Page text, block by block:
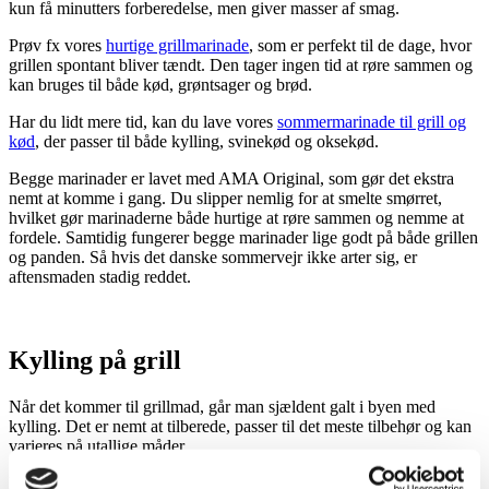
kun få minutters forberedelse, men giver masser af smag.
Prøv fx vores hurtige grillmarinade, som er perfekt til de dage, hvor
grillen spontant bliver tændt. Den tager ingen tid at røre sammen og
kan bruges til både kød, grøntsager og brød.
Har du lidt mere tid, kan du lave vores sommermarinade til grill og
kød, der passer til både kylling, svinekød og oksekød.
Begge marinader er lavet med AMA Original, som gør det ekstra
nemt at komme i gang. Du slipper nemlig for at smelte smørret,
hvilket gør marinaderne både hurtige at røre sammen og nemme at
fordele. Samtidig fungerer begge marinader lige godt på både grillen
og panden. Så hvis det danske sommervejr ikke arter sig, er
aftensmaden stadig reddet.
Kylling på grill
Når det kommer til grillmad, går man sjældent galt i byen med
kylling. Det er nemt at tilberede, passer til det meste tilbehør og kan
varieres på utallige måder.
Prøv fx vores
, hvor kyllingen marineres, inden den